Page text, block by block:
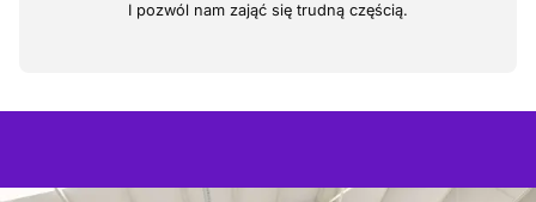
I pozwól nam zająć się trudną częścią.